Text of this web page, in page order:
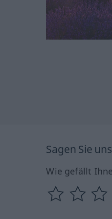
Sagen Sie
Wie gefällt